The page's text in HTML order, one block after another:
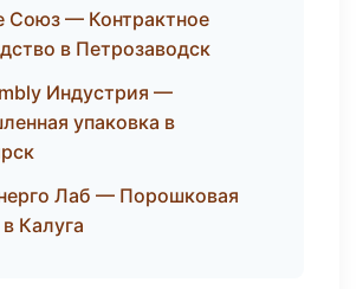
Союз — Контрактное
в Петрозаводск
Индустрия —
упаковка в
Лаб — Порошковая
Калуга